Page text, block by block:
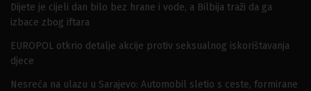
Dijete je cijeli dan bilo bez hrane i vode, a Bilbija traži da ga
izbace zbog iftara
EUROPOL otkrio detalje akcije protiv seksualnog iskorištavanja
djece
Nesreća na ulazu u Sarajevo: Automobil sletio s ceste, formirane